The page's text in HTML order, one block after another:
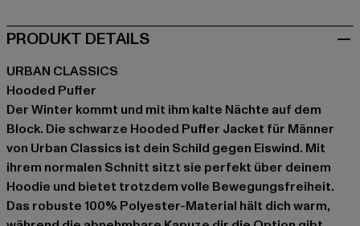
PRODUKT DETAILS
URBAN CLASSICS
Hooded Puffer
Der Winter kommt und mit ihm kalte Nächte auf dem
Block. Die schwarze Hooded Puffer Jacket für Männer
von Urban Classics ist dein Schild gegen Eiswind. Mit
ihrem normalen Schnitt sitzt sie perfekt über deinem
Hoodie und bietet trotzdem volle Bewegungsfreiheit.
Das robuste 100% Polyester-Material hält dich warm,